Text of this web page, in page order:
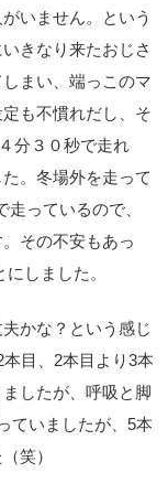
いません。という
きなり来たおじさ
まい、端っこのマ
も不慣れだし、そ
分３０秒で走れ
。冬場外を走って
っているので、
その不安もあっ
しました。
かな？という感じ
目、2本目より3本
したが、呼吸と脚
ていましたが、5本
笑）